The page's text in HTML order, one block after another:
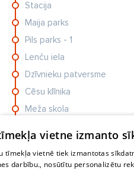
Stacija
Maija parks
Pils parks - 1
Lenču iela
Dzīvnieku patversme
Cēsu klīnika
Meža skola
Atpūta
Cīrulīši
vietne izmanto
tīmekļa vietnē tiek izmantotas
darbību., nosūtītu personalizētu